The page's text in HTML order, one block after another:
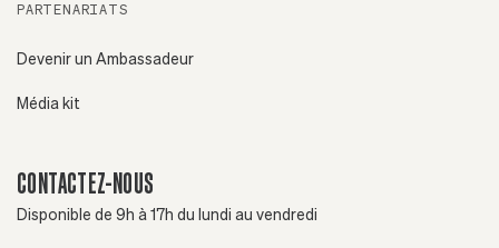
PARTENARIATS
Devenir un Ambassadeur
Média kit
CONTACTEZ-NOUS
Disponible de 9h à 17h du lundi au vendredi